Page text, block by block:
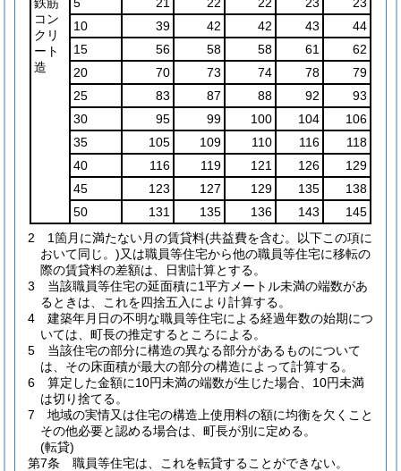
コン
クリ
ート
造
10
39 42 42 43
44
15
56 58 58 61
62
20
70 73 74 78
79
25
83 87 88 92
93
30
95 99 100 104
106
35
105 109 110 116
118
40
116 119 121 126
129
45
123 127 129 135
138
50
131 135 136 143
145
2
1箇月に満たない月の賃貸料(共益費を含む。以下この項に
おいて同じ。)又は職員等住宅から他の職員等住宅に移転の
際の賃貸料の差額は、日割計算とする。
3
当該職員等住宅の延面積に1平方メートル未満の端数があ
るときは、これを四捨五入により計算する。
4
建築年月日の不明な職員等住宅による経過年数の始期につ
いては、町長の推定するところによる。
5
当該住宅の部分に構造の異なる部分があるものについて
は、その床面積が最大の部分の構造によって計算する。
6
算定した金額に10円未満の端数が生じた場合、10円未満
は切り捨てる。
7
地域の実情又は住宅の構造上使用料の額に均衡を欠くこと
その他必要と認める場合は、町長が別に定める。
(転貸)
第7条
職員等住宅は、これを転貸することができない。